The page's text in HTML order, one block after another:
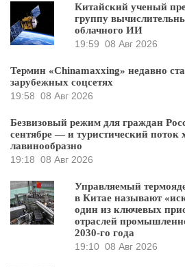
Китайский ученый
группу
облачного ИИ
19:59 08 Авг 2026
Термин «Chinamaxxing» недавно
зарубежных соцсетях
19:58 08 Авг 2026
Безвизовый режим для граждан
сентябре — и туристический поток
лавинообразно
19:18 08 Авг 2026
Управляемый
в Китае называют
один из ключевых
отраслей
2030-го года
19:10 08 Авг 2026